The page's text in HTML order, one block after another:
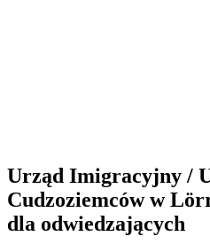
Urząd Imigracyjny /
Cudzoziemców w
dla odwiedzających